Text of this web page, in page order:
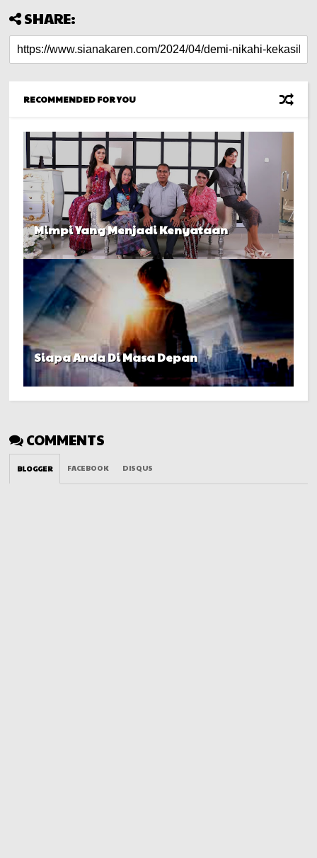
SHARE:
RECOMMENDED FOR YOU
Mimpi Yang Menjadi Kenyataan
Siapa Anda Di Masa Depan
COMMENTS
BLOGGER FACEBOOK DISQUS